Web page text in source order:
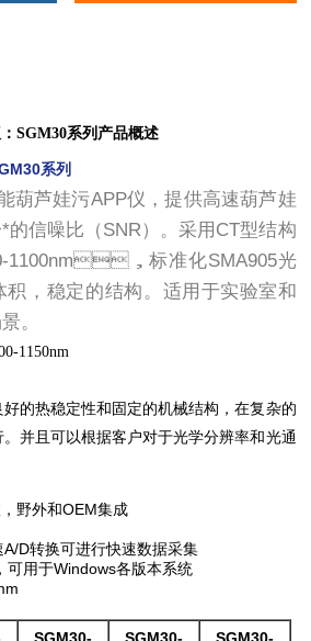
：SGM30系列 产品概述
系列
芦娃污APP仪，提供高速葫芦娃
信噪比（SNR）。采用CT型结构
1100nm，标准化SMA905光
，稳定的结构。适用于实验室和
。
1150nm
好的热稳定性和固定的机械结构，在复杂的
。并且可以根据客户对于光学分辨率和光通
，野外和OEM集成
D转换可进行快速数据采集
可用于Windows各版本系统